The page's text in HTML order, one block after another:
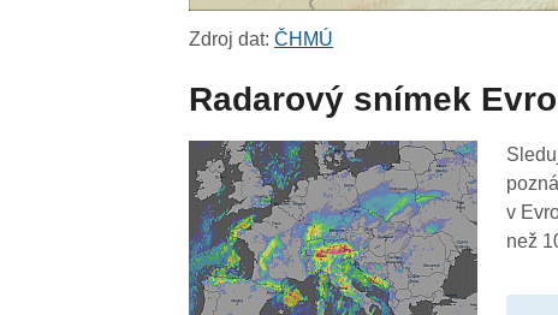
Zdroj dat:ČHMÚ
Radarový snímek
v
než